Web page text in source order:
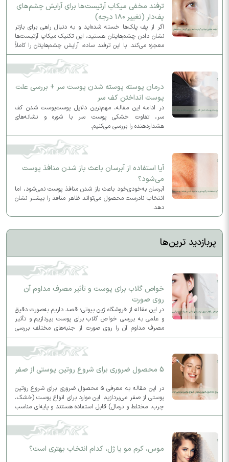
ترفند مخفی میکاپ آرتیست‌ها برای آرایش چشم‌های
پف‌دار (تغییر ۱۸۰ درجه)
اگر از پف پلک‌ها خسته شده‌اید و به دنبال راهی برای بازتر
نشان دادن چشم‌هایتان هستید، این تکنیک میکاپ آرتیست‌ها
معجزه می‌کند. با این ترفند ساده، آرایش چشم‌هایتان را کاملاً
متحول کنید و ظاهری لیفت‌شده و جذاب به چهره بدهید.
درمان پوسته پوسته شدن پوست سر + بررسی علت
پوست انداختن کف سر
در ادامه این مقاله، مهم‌ترین دلایل پوست‌پوست شدن کف
سر، تفاوت خشکی پوست سر با شوره و نشانه‌های
هشداردهنده را بررسی می‌کنیم.
آیا استفاده از آبرسان باعث باز شدن منافذ پوست
می‌شود؟
آبرسان به‌خودی‌خود باعث باز شدن منافذ پوست نمی‌شود، اما
انتخاب نادرست محصول می‌تواند ظاهر منافذ را بیشتر نشان
دهد.
پربازدید ترین‌ها
خواص گلاب برای پوست و تأثیر مصرف مداوم آن
روی صورت
در این مقاله از فروشگاه ژین بیوتی؛ قصد داریم به‌صورت دقیق
و علمی به بررسی خواص گلاب برای پوست بپردازیم و تأثیر
مصرف مداوم آن را روی صورت از جنبه‌های مختلف بررسی
کنیم.
5 محصول ضروری برای شروع روتین پوستی از صفر
در این مقاله به معرفی ۵ محصول ضروری برای شروع روتین
پوستی از صفر می‌پردازیم. این موارد برای انواع پوست (خشک،
چرب، مختلط و نرمال) قابل استفاده هستند و پایه‌ای مناسب
برای روتین روزانه و شبانه شما فراهم می‌کنند.
موس، کرم مو یا ژل، کدام انتخاب بهتری است؟